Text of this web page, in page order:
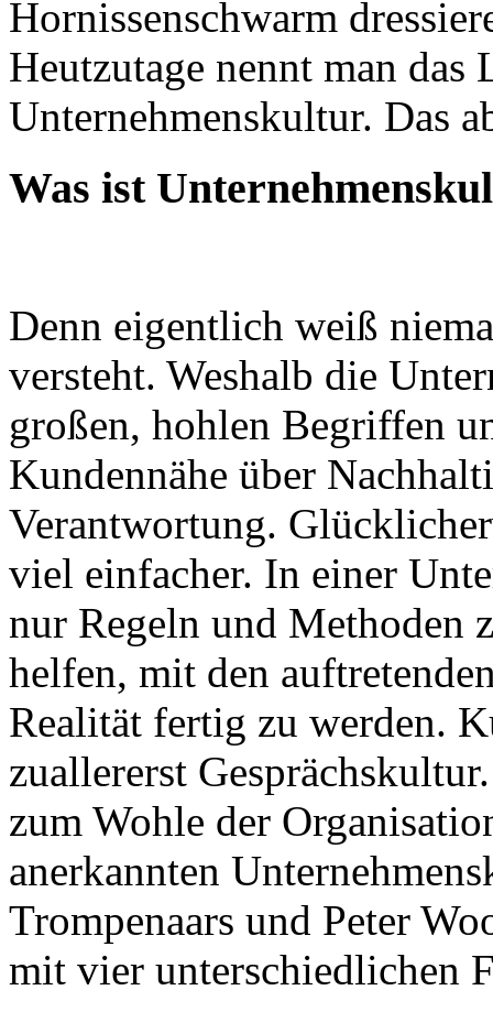
Hornissenschwarm
Heutzutage nennt man das
Unternehmenskultur. Das
Was ist
Denn eigentlich weiß
versteht. Weshalb die
großen, hohlen Begriffen
Kundennähe über
Verantwortung.
viel einfacher. In einer
nur Regeln und Methoden
helfen, mit den
Realität fertig zu werden.
zuallererst
zum Wohle der
anerkannten
Trompenaars und Peter
mit vier unterschiedlichen